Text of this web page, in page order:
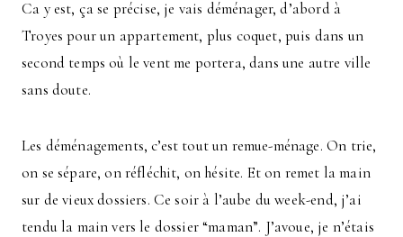
Ca y est, ça se précise, je vais déménager, d’abord à
Troyes pour un appartement, plus coquet, puis dans un
second temps où le vent me portera, dans une autre ville
sans doute.
Les déménagements, c’est tout un remue-ménage. On trie,
on se sépare, on réfléchit, on hésite. Et on remet la main
sur de vieux dossiers. Ce soir à l’aube du week-end, j’ai
tendu la main vers le dossier “maman”. J’avoue, je n’étais